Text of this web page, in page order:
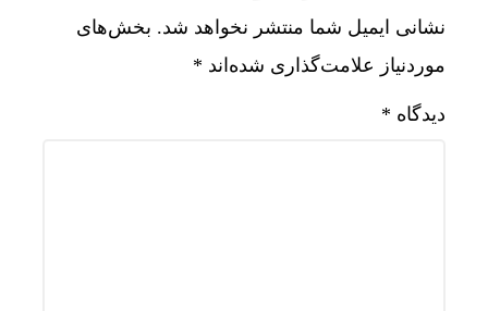
نشانی ایمیل شما منتشر نخواهد شد. بخش‌های
موردنیاز علامت‌گذاری شده‌اند *
دیدگاه *